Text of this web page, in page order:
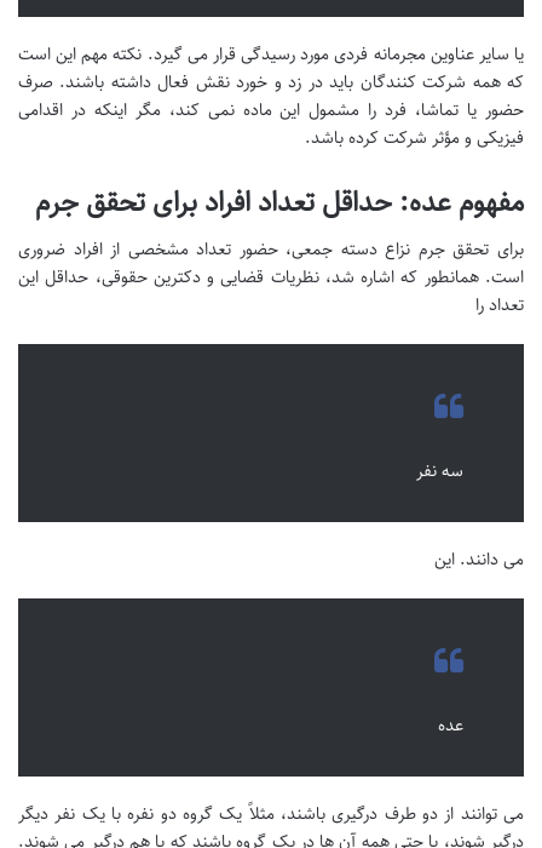
یا سایر عناوین مجرمانه فردی مورد رسیدگی قرار می گیرد. نکته مهم این است
که همه شرکت کنندگان باید در زد و خورد نقش فعال داشته باشند. صرف
حضور یا تماشا، فرد را مشمول این ماده نمی کند، مگر اینکه در اقدامی
فیزیکی و مؤثر شرکت کرده باشد.
مفهوم عده: حداقل تعداد افراد برای تحقق جرم
برای تحقق جرم نزاع دسته جمعی، حضور تعداد مشخصی از افراد ضروری
است. همانطور که اشاره شد، نظریات قضایی و دکترین حقوقی، حداقل این
تعداد را
سه نفر
می دانند. این
عده
می توانند از دو طرف درگیری باشند، مثلاً یک گروه دو نفره با یک نفر دیگر
درگیر شوند، یا حتی همه آن ها در یک گروه باشند که با هم درگیر می شوند.